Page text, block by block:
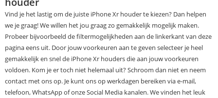
Vind je het lastig om de juiste iPhone Xr houder te kiezen? Dan helpen
we je graag! We willen het jou graag zo gemakkelijk mogelijk maken.
Probeer bijvoorbeeld de filtermogelijkheden aan de linkerkant van deze
pagina eens uit. Door jouw voorkeuren aan te geven selecteer je heel
gemakkelijk en snel de iPhone Xr houders die aan jouw voorkeuren
voldoen. Kom je er toch niet helemaal uit? Schroom dan niet en neem
contact met ons op. Je kunt ons op werkdagen bereiken via e-mail,
telefoon, WhatsApp of onze Social Media kanalen. We vinden het leuk